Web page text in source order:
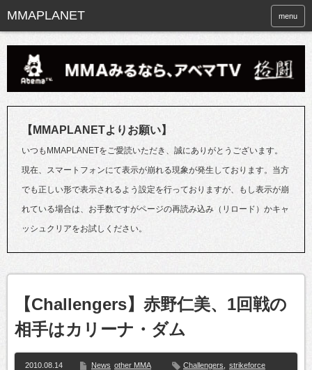
menu
【MMAPLANETよりお願い】
いつもMMAPLANETをご愛読いただき、誠にありがとうございます。
現在、スマートフォンにて表示が崩れる現象が発生しております。当方
でも正しい形で表示されるよう設定を行っておりますが、もし表示が崩
れている場合は、お手数ですがページの再読み込み（リロード）かキャ
ッシュクリアをお試しください。
【Challengers】赤野仁美、1回戦の
相手はカリーナ・ダム
2010.08.14 News other MMA Challengers strikeforce